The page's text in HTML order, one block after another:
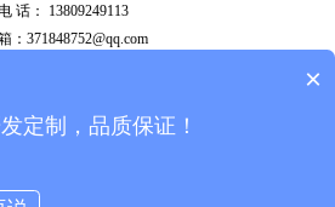
周期：签订合同确认样板后7-15个工
话： 13809249113
：371848752@qq.com
×
定制，品质保证！